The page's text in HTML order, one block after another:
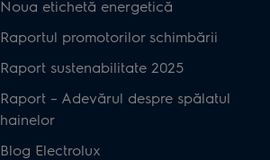
Noua etichetă energetică
Raportul promotorilor schimbării
Raport sustenabilitate 2025
Raport – Adevărul despre spălatul
hainelor
Blog Electrolux